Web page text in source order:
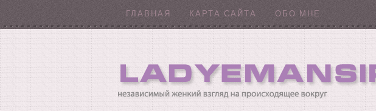
ГЛАВНАЯ КАРТА САЙТА ОБО МНЕ